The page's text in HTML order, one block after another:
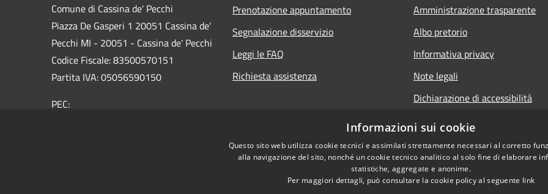
Comune di Cassina de' Pecchi
Piazza De Gasperi 1 20051 Cassina de'
Pecchi MI - 20051 - Cassina de' Pecchi
Codice Fiscale: 83500570151
Partita IVA: 05056590150
PEC:
Prenotazione appuntamento
Segnalazione disservizio
Leggi le FAQ
Richiesta assistenza
Amministrazione trasparente
Albo pretorio
Informativa privacy
Note legali
Dichiarazione di accessibilità
Informazioni sui cookie
Questo sito web utilizza cookie tecnici e assimilati strettamente necessari al corretto
alla navigazione del sito, nonché un cookie tecnico analitico al solo fine di elaborare
statistiche, aggregate e anonime.
Per maggiori dettagli, può consultare la cookie policy al seguente link